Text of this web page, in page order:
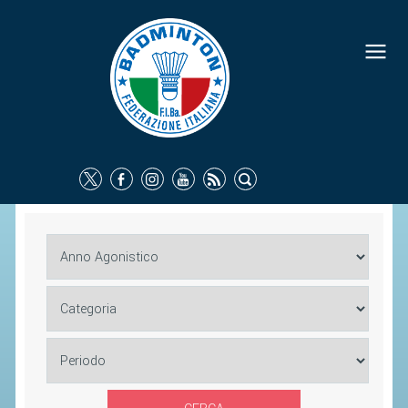
FEDERAZIONE
IDENTITÀ
COMMISSIONI FEDERALI
ORGANI TERRITORIALI
SOCIETÀ SPORTIVE
TUTELA DELLA SALUTE -
COMUNICAZIONE E MARKETING